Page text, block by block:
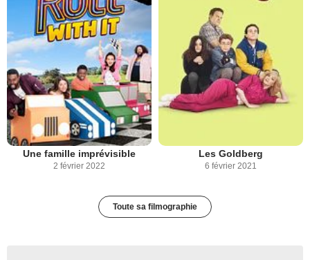
Une famille imprévisible
2 février 2022
Les Goldberg
6 février 2021
Toute sa filmographie